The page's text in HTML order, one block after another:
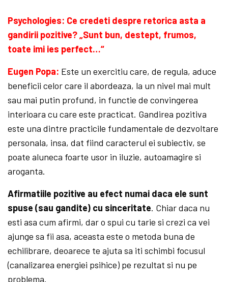
Psychologies: Ce credeti despre retorica asta a
gandirii pozitive? „Sunt bun, destept, frumos,
toate imi ies perfect…“
Eugen Popa: Este un exercitiu care, de regula, aduce
beneficii celor care il abordeaza, la un nivel mai mult
sau mai putin profund, in functie de convingerea
interioara cu care este practicat. Gandirea pozitiva
este una dintre practicile fundamentale de dezvoltare
personala, insa, dat fiind caracterul ei subiectiv, se
poate aluneca foarte usor in iluzie, autoamagire si
aroganta.
Afirmatiile pozitive au efect numai daca ele sunt
spuse (sau gandite) cu sinceritate. Chiar daca nu
esti asa cum afirmi, dar o spui cu tarie si crezi ca vei
ajunge sa fii asa, aceasta este o metoda buna de
echilibrare, deoarece te ajuta sa iti schimbi focusul
(canalizarea energiei psihice) pe rezultat si nu pe
problema.